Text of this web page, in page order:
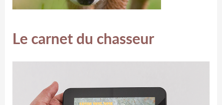
Le carnet du chasseur